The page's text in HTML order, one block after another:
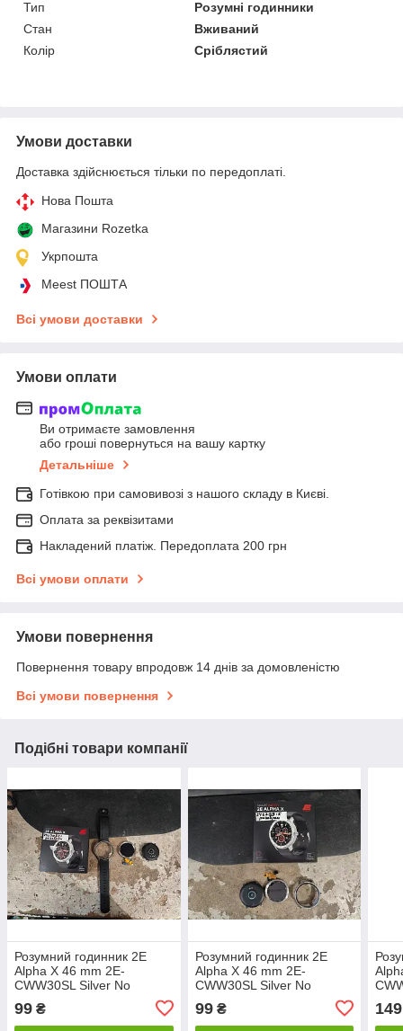
Тип
Розумні годинники
Стан
Вживаний
Колір
Сріблястий
Умови доставки
Доставка здійснюється тільки по передоплаті.
Нова Пошта
Магазини Rozetka
Укрпошта
Meest ПОШТА
Всі умови доставки
Умови оплати
Ви отримаєте замовлення
або гроші повернуться на вашу картку
Детальніше
Готівкою при самовивозі з нашого складу в Києві.
Оплата за реквізитами
Накладений платіж. Передоплата 200 грн
Всі умови оплати
Умови повернення
Повернення товару впродовж 14 днів за домовленістю
Всі умови повернення
Подібні товари компанії
Розумний годинник 2E
Alpha X 46 mm 2E-
CWW30SL Silver No
99 ₴
Розумний годинник 2E
Alpha X 46 mm 2E-
CWW30SL Silver No
99₴ 149